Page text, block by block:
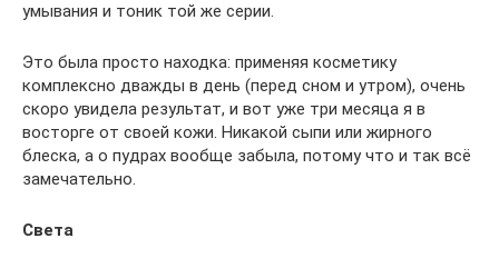
умывания и тоник той же серии.
Это была просто находка: применяя косметику
комплексно дважды в день (перед сном и утром), очень
скоро увидела результат, и вот уже три месяца я в
восторге от своей кожи. Никакой сыпи или жирного
блеска, а о пудрах вообще забыла, потому что и так всё
замечательно.
Света